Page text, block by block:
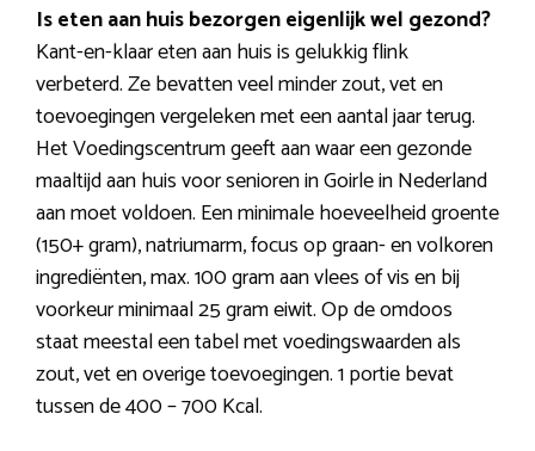
Is eten aan huis bezorgen eigenlijk wel gezond?
Kant-en-klaar eten aan huis is gelukkig flink
verbeterd. Ze bevatten veel minder zout, vet en
toevoegingen vergeleken met een aantal jaar terug.
Het Voedingscentrum geeft aan waar een gezonde
maaltijd aan huis voor senioren in Goirle in Nederland
aan moet voldoen. Een minimale hoeveelheid groente
(150+ gram), natriumarm, focus op graan- en volkoren
ingrediënten, max. 100 gram aan vlees of vis en bij
voorkeur minimaal 25 gram eiwit. Op de omdoos
staat meestal een tabel met voedingswaarden als
zout, vet en overige toevoegingen. 1 portie bevat
tussen de 400 – 700 Kcal.